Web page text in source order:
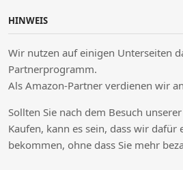
HINWEIS
Wir nutzen auf einigen Unterseiten
Partnerprogramm.
Als Amazon-Partner verdienen wir
Sollten Sie nach dem Besuch
Kaufen, kann es sein, dass wir dafür
bekommen, ohne dass Sie mehr